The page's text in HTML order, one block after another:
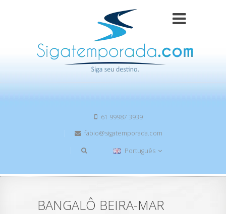
61 99987 3939
fabio@sigatemporada.com
Português
BANGALÔ BEIRA-MAR